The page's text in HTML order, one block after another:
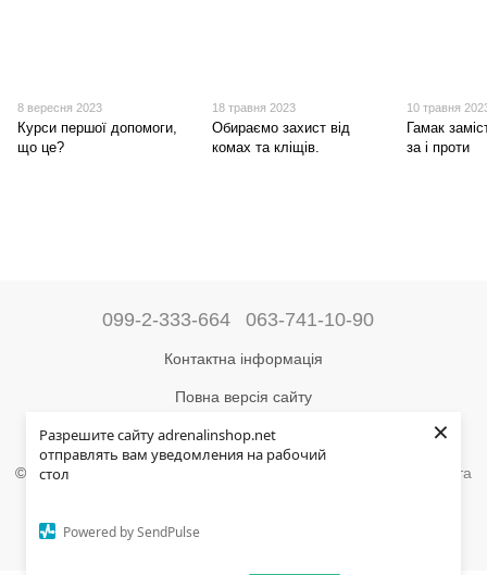
Разрешите сайту adrenalinshop.net
отправлять вам уведомления на рабочий
стол
Powered by SendPulse
×
8 вересня 2023
Курси першої допомоги,
що це?
18 травня 2023
Обираємо захист від
комах та кліщів.
10 травня
Гамак
за і проти
099-2-333-664 063-741-10-90
Контактна інформація
Повна версія сайту
Мапа сайту
©2004-2024 Адреналін –
магазин туристичного спорядження та